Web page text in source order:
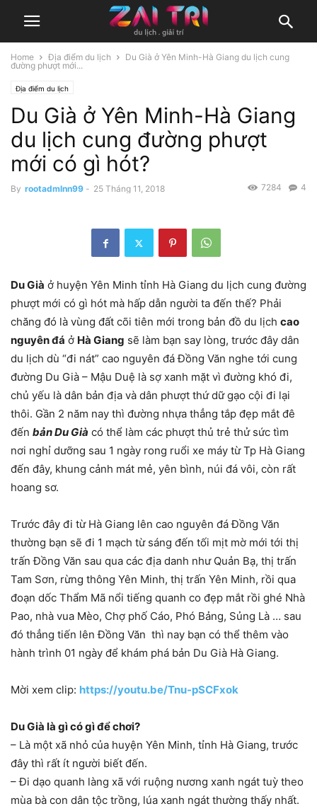
Home Địa điểm du lịch
Du Già ở Yên Minh-Hà Giang du lịch cung
đường phượt mới...
Địa điểm du lịch
Du Già ở Yên Minh-Hà Giang
du lịch cung đường phượt
mới có gì hót?
By rootadmlnn99 - 25 Tháng 11, 2018 4
7284
Du Già ở huyện Yên Minh tỉnh Hà Giang du lịch cung đường
phượt mới có gì hót mà hấp dẫn người ta đến thế? Phải
chăng đó là vùng đất cõi tiên mới trong bản đồ du lịch cao
nguyên đá ở Hà Giang sẽ làm bạn say lòng, trước đây dân
du lịch dù “đi nát” cao nguyên đá Đồng Văn nghe tới cung
đường Du Già – Mậu Duệ là sợ xanh mặt vì đường khó đi,
chủ yếu là dân bản địa và dân phượt thứ dữ gạo cội đi lại
thôi. Gần 2 năm nay thì đường nhựa thẳng tắp đẹp mắt đê
đến bản Du Già có thể làm các phượt thủ trẻ thử sức tìm
nơi nghỉ dưỡng sau 1 ngày rong ruổi xe máy từ Tp Hà Giang
đến đây, khung cảnh mát mẻ, yên bình, núi đá vôi, còn rất
hoang sơ.
Trước đây đi từ Hà Giang lên cao nguyên đá Đồng Văn
thường bạn sẽ đi 1 mạch từ sáng đến tối mịt mờ mới tới thị
trấn Đồng Văn sau qua các địa danh như Quản Bạ, thị trấn
Tam Sơn, rừng thông Yên Minh, thị trấn Yên Minh, rồi qua
đoạn dốc Thẩm Mã nổi tiếng quanh co đẹp mắt rồi ghé Nhà
Pao, nhà vua Mèo, Chợ phố Cáo, Phó Bảng, Sủng Là … sau
đó thẳng tiến lên Đồng Văn thì nay bạn có thể thêm vào
hành trình 01 ngày để khám phá bản Du Già Hà Giang.
Mời xem clip: https://youtu.be/Tnu-pSCFxok
Du Già là gì có gì để chơi?
– Là một xã nhỏ của huyện Yên Minh, tỉnh Hà Giang, trước
đây thì rất ít người biết đến.
– Đi dạo quanh làng xã với ruộng nương xanh ngát tuỳ theo
mùa bà con dân tộc trồng, lúa xanh ngát thường thấy nhất.